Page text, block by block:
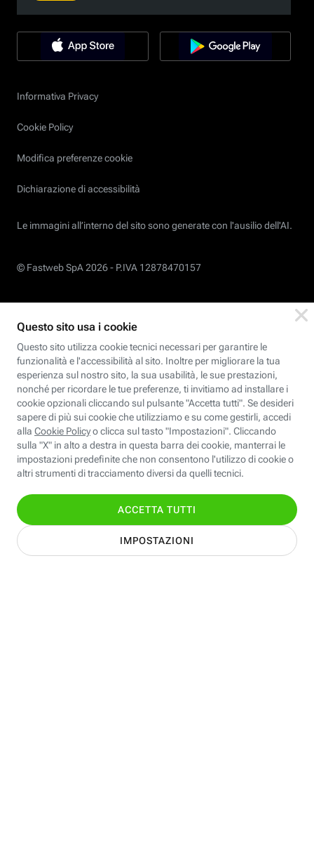
Informativa Privacy
Cookie Policy
Modifica preferenze cookie
Dichiarazione di accessibilità
Le immagini all’interno del sito sono generate con l'ausilio dell'AI.
© Fastweb SpA 2026 - P.IVA 12878470157